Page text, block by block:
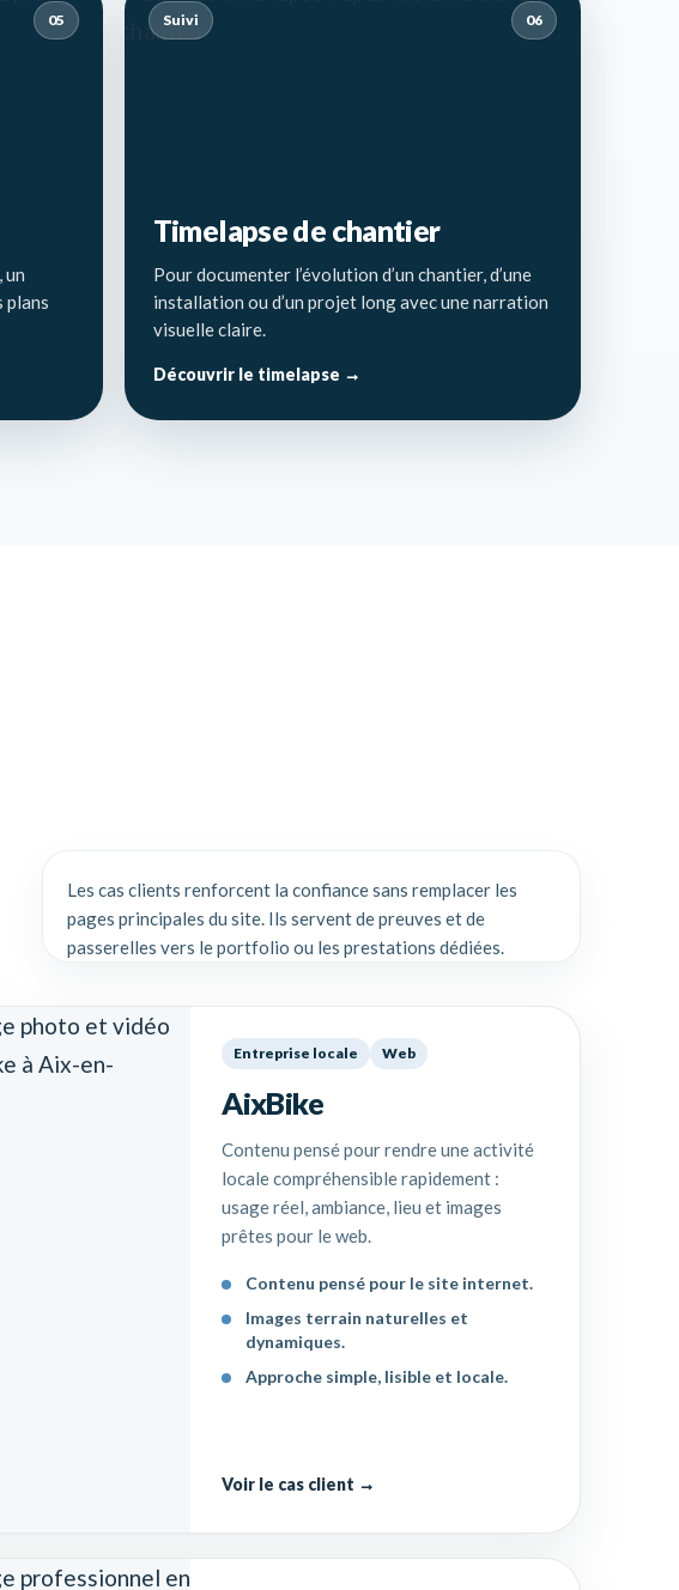
05
un
plans
Suivi 06
Timelapse de chantier
Pour documenter l’évolution d’un chantier, d’une
installation ou d’un projet long avec une narration
visuelle claire.
Découvrir le timelapse →
Les cas clients renforcent la confiance sans remplacer les
pages principales du site. Ils servent de preuves et de
passerelles vers le portfolio ou les prestations dédiées.
Entreprise locale Web
AixBike
Contenu pensé pour rendre une activité
locale compréhensible rapidement :
usage réel, ambiance, lieu et images
prêtes pour le web.
Contenu pensé pour le site internet.
Images terrain naturelles et
dynamiques.
Approche simple, lisible et locale.
Voir le cas client →